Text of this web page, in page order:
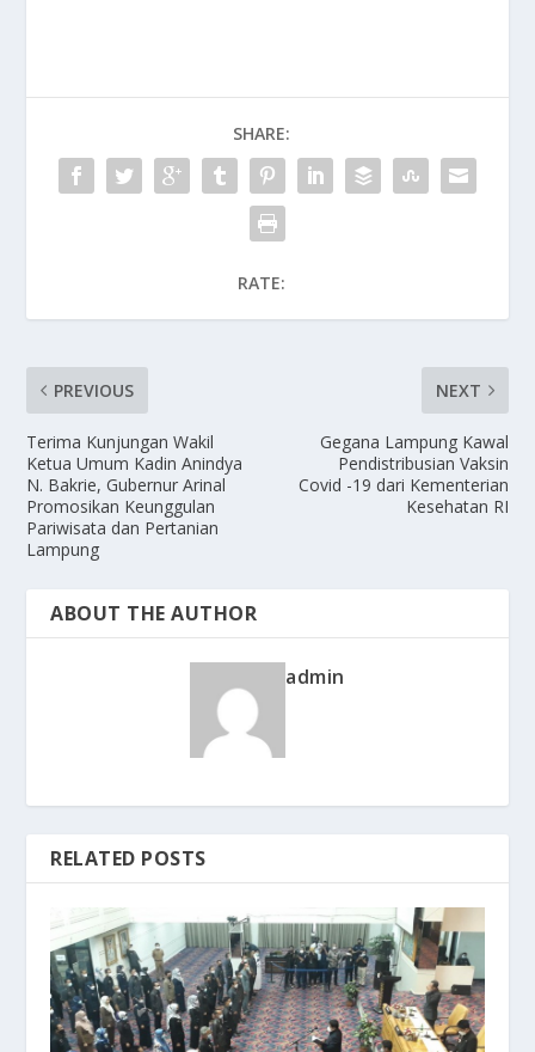
SHARE:
RATE:
PREVIOUS
Terima Kunjungan Wakil
Ketua Umum Kadin Anindya
N. Bakrie, Gubernur Arinal
Promosikan Keunggulan
Pariwisata dan Pertanian
Lampung
NEXT
Gegana Lampung Kawal
Pendistribusian Vaksin
Covid -19 dari Kementerian
Kesehatan RI
ABOUT THE AUTHOR
admin
RELATED POSTS